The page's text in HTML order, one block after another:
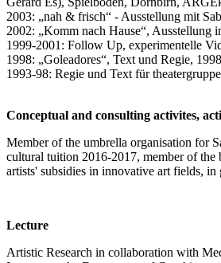
2003: „nah & frisch“ - Ausstellung mit
2002: „Komm nach Hause“,
1999-2001: Follow Up, experimentelle
1998: „Goleadores“, Text und Regie,
1993-98: Regie und Text für
Conceptual and consulting activites,
Member of the umbrella organisation for
cultural tuition 2016-2017, member of
artists' subsidies in innovative art fields,
Lecture
Artistic Research in collaboration with